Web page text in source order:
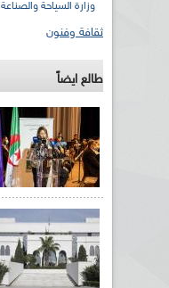
وزارة السياحة
ثقافة وفنون
طالع ايضاً